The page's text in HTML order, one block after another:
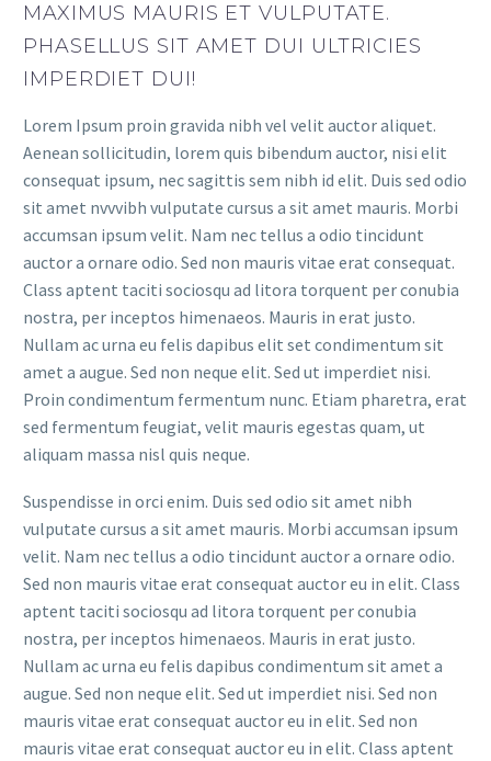
MAXIMUS MAURIS ET VULPUTATE.
PHASELLUS SIT AMET DUI ULTRICIES
IMPERDIET DUI!
Lorem Ipsum proin gravida nibh vel velit auctor aliquet.
Aenean sollicitudin, lorem quis bibendum auctor, nisi elit
consequat ipsum, nec sagittis sem nibh id elit. Duis sed odio
sit amet nvvvibh vulputate cursus a sit amet mauris. Morbi
accumsan ipsum velit. Nam nec tellus a odio tincidunt
auctor a ornare odio. Sed non mauris vitae erat consequat.
Class aptent taciti sociosqu ad litora torquent per conubia
nostra, per inceptos himenaeos. Mauris in erat justo.
Nullam ac urna eu felis dapibus elit set condimentum sit
amet a augue. Sed non neque elit. Sed ut imperdiet nisi.
Proin condimentum fermentum nunc. Etiam pharetra, erat
sed fermentum feugiat, velit mauris egestas quam, ut
aliquam massa nisl quis neque.
Suspendisse in orci enim. Duis sed odio sit amet nibh
vulputate cursus a sit amet mauris. Morbi accumsan ipsum
velit. Nam nec tellus a odio tincidunt auctor a ornare odio.
Sed non mauris vitae erat consequat auctor eu in elit. Class
aptent taciti sociosqu ad litora torquent per conubia
nostra, per inceptos himenaeos. Mauris in erat justo.
Nullam ac urna eu felis dapibus condimentum sit amet a
augue. Sed non neque elit. Sed ut imperdiet nisi. Sed non
mauris vitae erat consequat auctor eu in elit. Sed non
mauris vitae erat consequat auctor eu in elit. Class aptent